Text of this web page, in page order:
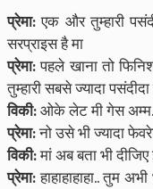
प्रेमा:एक और तुम्हारी
सरप्राइस है मा
प्रेमा:पहले खाना तो
तुम्हारी सबसे ज्यादा
विकी:ओके लेट मी गेस
प्रेमा:नो उसे भी ज्यादा
विकी:मां अब बता भी
प्रेमा:हाहाहाहाहा.. तुम